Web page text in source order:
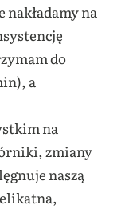
na
do
a
na
zmiany
naszą